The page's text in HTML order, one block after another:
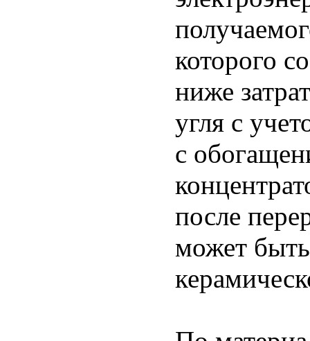
которого
ниже
угля с
с
после
может быть